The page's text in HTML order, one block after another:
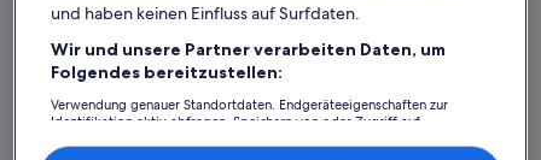
Finde Unterkünfte ganz nach deinem
Geschmack
Suche nach FerienhäusernSuche nach Ferienwohnungen oder
Suche nach
und haben keinen Einfluss auf Surfdaten.
Wir und unsere Partner verarbeiten Daten, um
Folgendes bereitzustellen:
Verwendung genauer Standortdaten. Endgeräteeigenschaften zur
Identifikation aktiv abfragen. Speichern von oder Zugriff auf
Inhalte, Messung von Werbeleistung und der Performance von Inhalten,